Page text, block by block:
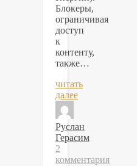
Блокеры,
ограничивая
доступ
к
контенту,
также…
читать
далее
Руслан
Герасим
2
комментария